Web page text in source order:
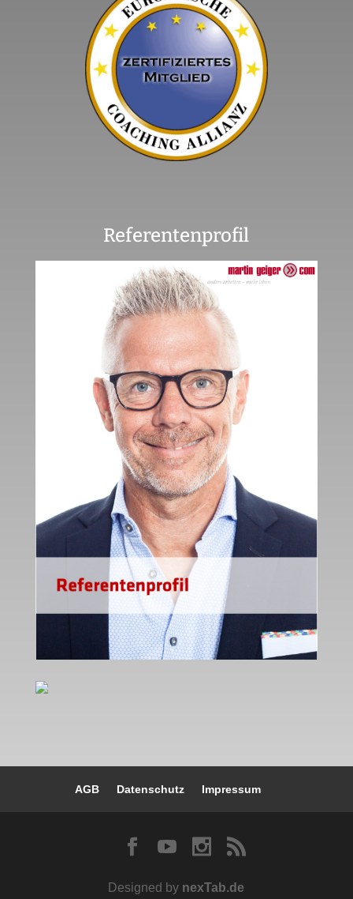
Referentenprofil
AGB Datenschutz Impressum
 
Designed by nexTab.de